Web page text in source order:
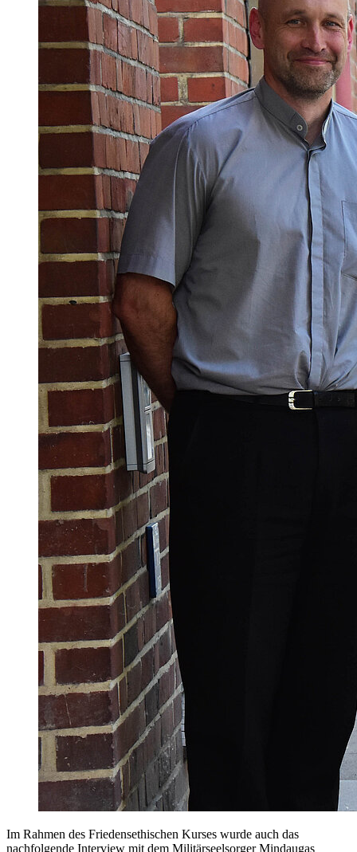
Im Rahmen des Friedensethischen Kurses wurde auch das
nachfolgende Interview mit dem Militärseelsorger Mindaugas